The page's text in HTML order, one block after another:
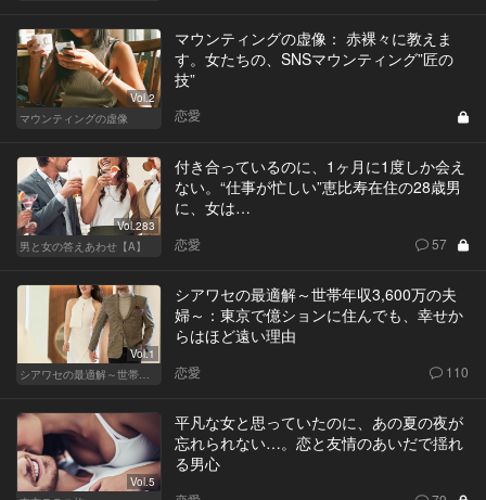
Vol.2
マウンティングの虚像
マウンティングの虚像： 赤裸々に教えま
す。女たちの、SNSマウンティング”匠の
技”
恋愛
Vol.283
男と女の答えあわせ【A】
付き合っているのに、1ヶ月に1度しか会え
ない。“仕事が忙しい”恵比寿在住の28歳男
に、女は…
恋愛 57
Vol.1
シアワセの最適解～世帯年収3,600万の夫婦～
シアワセの最適解～世帯年収3,600万の夫
婦～：東京で億ションに住んでも、幸せか
らはほど遠い理由
恋愛 110
Vol.5
平凡な女と思っていたのに、あの夏の夜が
忘れられない…。恋と友情のあいだで揺れ
る男心